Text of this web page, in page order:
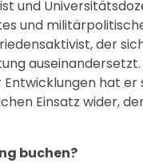
und
und
der
hat er
Einsatz wider,
buchen?